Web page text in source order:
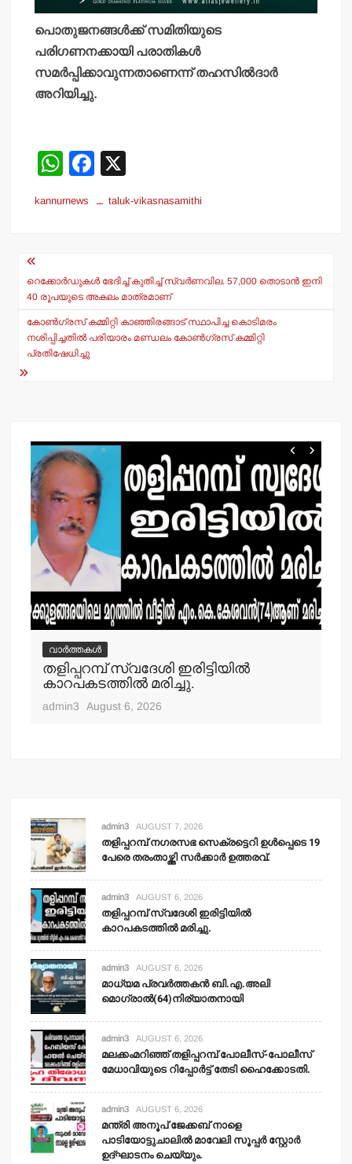
പൊതുജനങ്ങള്‍ക്ക് സമിതിയുടെ
പരിഗണനക്കായി പരാതികള്‍
സമര്‍പ്പിക്കാവുന്നതാണെന്ന് തഹസില്‍ദാര്‍
അറിയിച്ചു.
W
at
p
p
F
c
o
o
k
kannurnews taluk-vikasnasamithi
Post
navigation
റെക്കോര്‍ഡുകള്‍ ഭേദിച്ച് കുതിച്ച് സ്വര്‍ണവില. 57,000 തൊടാന്‍ ഇനി
40 രൂപയുടെ അകലം മാത്രമാണ്
കോണ്‍ഗ്രസ് കമ്മിറ്റി കാഞ്ഞിരങ്ങാട് സ്ഥാപിച്ച കൊടിമരം
നശിപ്പിച്ചതില്‍ പരിയാരം മണ്ഡലം കോണ്‍ഗ്രസ് കമ്മിറ്റി
പ്രതിഷേധിച്ചു
വാർത്തകൾ
തളിപ്പറമ്പ് സ്വദേശി ഇരിട്ടിയില്‍
കാറപകടത്തില്‍ മരിച്ചു.
admin3 August 6, 2026
admin3 AUGUST 7, 2026
തളിപ്പറമ്പ് നഗരസഭ സെക്രട്ടെറി ഉള്‍പ്പെടെ 19
പേരെ തരംതാഴ്ത്തി സര്‍ക്കാര്‍ ഉത്തരവ്.
admin3 AUGUST 6, 2026
തളിപ്പറമ്പ് സ്വദേശി ഇരിട്ടിയില്‍
കാറപകടത്തില്‍ മരിച്ചു.
admin3 AUGUST 6, 2026
മാധ്യമ പ്രവര്‍ത്തകന്‍ ബി.എ.അലി
മൊഗ്രാല്‍(64)നിര്യാതനായി
admin3 AUGUST 6, 2026
മലക്കംമറിഞ്ഞ് തളിപ്പറമ്പ് പോലീസ്-പോലീസ്
മേധാവിയുടെ റിപ്പോര്‍ട്ട് തേടി ഹൈക്കോടതി.
admin3 AUGUST 6, 2026
മന്ത്രി അനൂപ് ജേക്കബ് നാളെ
പാടിയോട്ടുചാലില്‍ മാവേലി സൂപ്പര്‍ സ്റ്റോര്‍
ഉദ്ഘാടനം ചെയ്യും.